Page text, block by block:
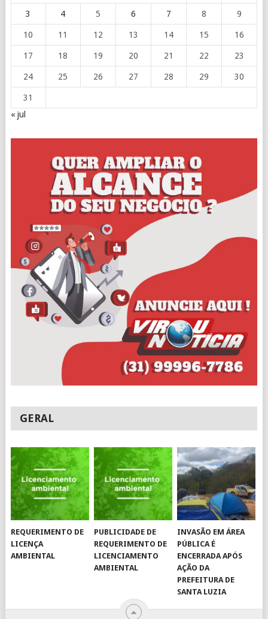
3 4 5 6 7 8 9
10 11 12 13 14 15 16
17 18 19 20 21 22 23
24 25 26 27 28 29 30
31
« jul
GERAL
REQUERIMENTO DE
LICENÇA
AMBIENTAL
PUBLICIDADE DE
REQUERIMENTO DE
LICENCIAMENTO
AMBIENTAL
INVASÃO EM ÁREA
PÚBLICA É
ENCERRADA APÓS
AÇÃO DA
PREFEITURA DE
SANTA LUZIA